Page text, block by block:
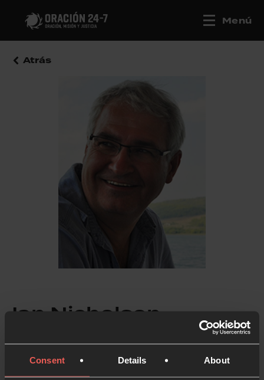
Consent Details About
Menú
Atrás
Ian Nicholson